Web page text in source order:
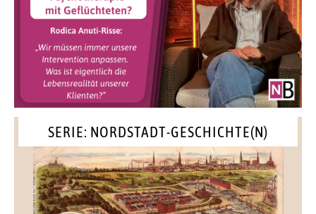
SERIE: NORDSTADT-GESCHICHTE(N)